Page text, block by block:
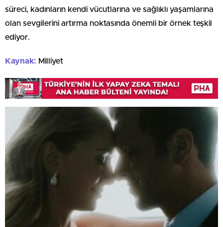
süreci, kadınların kendi vücutlarına ve sağlıklı yaşamlarına
olan sevgilerini artırma noktasında önemli bir örnek teşkil
ediyor.
Kaynak: Milliyet